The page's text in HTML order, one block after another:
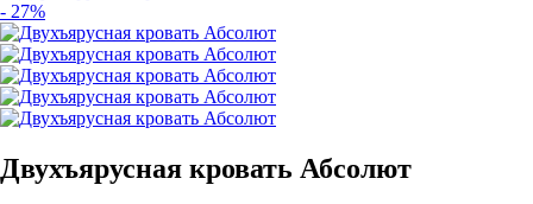
- 27%
Двухъярусная кровать Абсолют